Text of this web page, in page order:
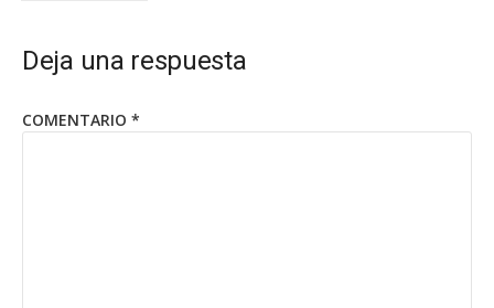
Deja una respuesta
COMENTARIO *